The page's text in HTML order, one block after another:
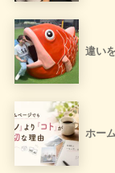
違い
ホー